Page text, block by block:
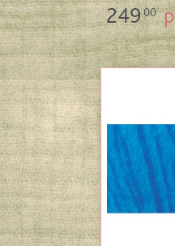
24900